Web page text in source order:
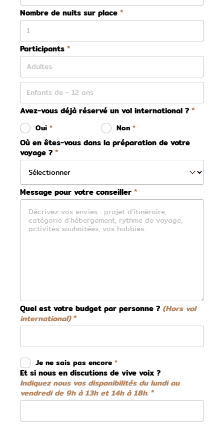
Nombre de nuits sur place
Participants
Avez-vous déjà réservé un vol international ?
Oui Non
Où en êtes-vous dans la préparation de votre
voyage ?
Message pour votre conseiller
Quel est votre budget par personne ? (Hors vol
international)
Je ne sais pas encore
Et si nous en discutions de vive voix ?
Indiquez nous vos disponibilités du lundi au
vendredi de 9h à 13h et 14h à 18h.